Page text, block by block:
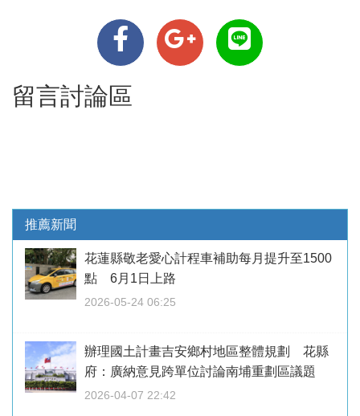
留言討論區
推薦新聞
花蓮縣敬老愛心計程車補助每月提升至1500
點 6月1日上路
2026-05-24 06:25
辦理國土計畫吉安鄉村地區整體規劃 花縣
府：廣納意見跨單位討論南埔重劃區議題
2026-04-07 22:42